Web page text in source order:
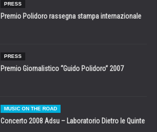
PRESS
Premio Polidoro rassegna stampa internazionale
PRESS
Premio Giornalistico “Guido Polidoro” 2007
MUSIC ON THE ROAD
Concerto 2008 Adsu – Laboratorio Dietro le Quinte